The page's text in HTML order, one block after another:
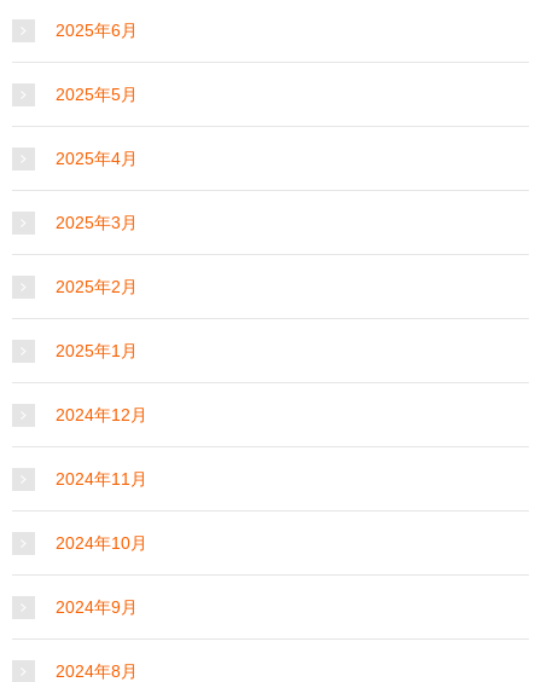
2025年6月
2025年5月
2025年4月
2025年3月
2025年2月
2025年1月
2024年12月
2024年11月
2024年10月
2024年9月
2024年8月